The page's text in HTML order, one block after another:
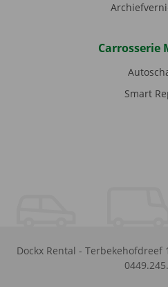
Carrosserie
Smart
Dockx Rental - Terbekehofdreef